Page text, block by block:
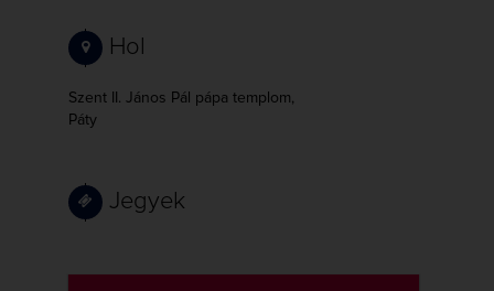
Hol
Szent II. János Pál pápa templom,
Páty
Jegyek